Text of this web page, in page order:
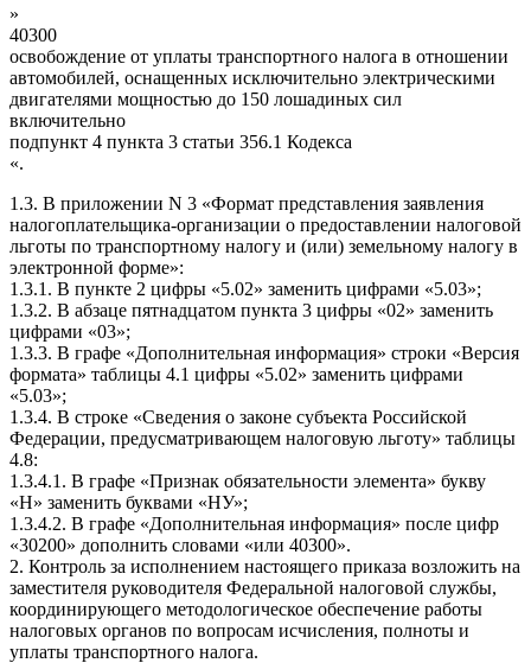
»
40300
освобождение от уплаты транспортного налога в отношении
автомобилей, оснащенных исключительно электрическими
двигателями мощностью до 150 лошадиных сил
включительно
подпункт 4 пункта 3 статьи 356.1 Кодекса
«.
1.3. В приложении N 3 «Формат представления заявления
налогоплательщика-организации о предоставлении налоговой
льготы по транспортному налогу и (или) земельному налогу в
электронной форме»:
1.3.1. В пункте 2 цифры «5.02» заменить цифрами «5.03»;
1.3.2. В абзаце пятнадцатом пункта 3 цифры «02» заменить
цифрами «03»;
1.3.3. В графе «Дополнительная информация» строки «Версия
формата» таблицы 4.1 цифры «5.02» заменить цифрами
«5.03»;
1.3.4. В строке «Сведения о законе субъекта Российской
Федерации, предусматривающем налоговую льготу» таблицы
4.8:
1.3.4.1. В графе «Признак обязательности элемента» букву
«Н» заменить буквами «НУ»;
1.3.4.2. В графе «Дополнительная информация» после цифр
«30200» дополнить словами «или 40300».
2. Контроль за исполнением настоящего приказа возложить на
заместителя руководителя Федеральной налоговой службы,
координирующего методологическое обеспечение работы
налоговых органов по вопросам исчисления, полноты и
уплаты транспортного налога.